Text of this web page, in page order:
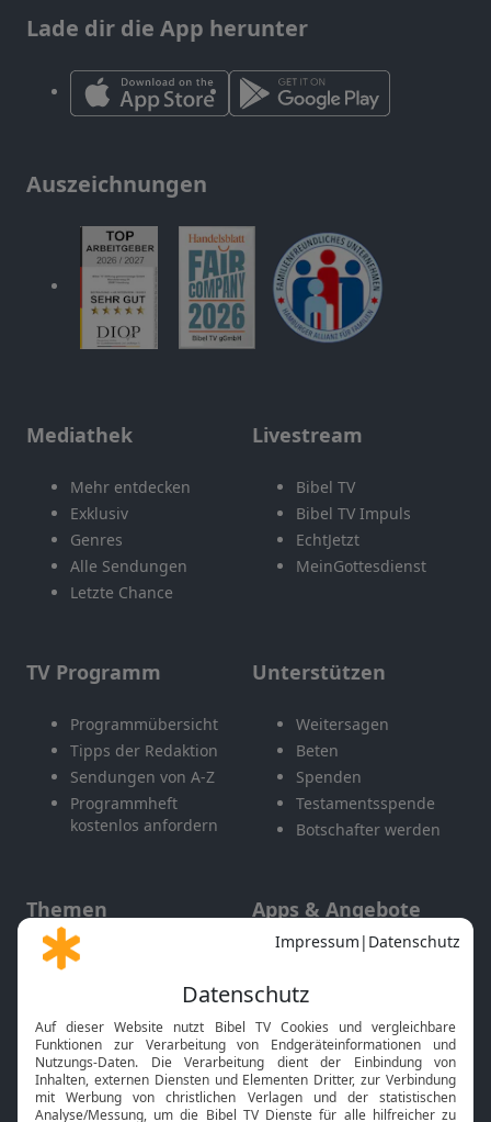
Lade dir die App herunter
Auszeichnungen
Mediathek
Mehr entdecken
Exklusiv
Genres
Alle Sendungen
Letzte Chance
Livestream
Bibel TV
Bibel TV Impuls
EchtJetzt
MeinGottesdienst
TV Programm
Programmübersicht
Tipps der Redaktion
Sendungen von A-Z
Programmheft
kostenlos anfordern
Unterstützen
Weitersagen
Beten
Spenden
Testamentsspende
Botschafter werden
Themen
Gott und Bibel erklärt
Neuigkeiten
Apps & Angebote
Mobile App
Smart TV
HbbTV
Bibelthek Online-Bibel